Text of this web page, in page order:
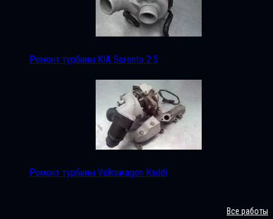
Ремонт турбины KIA Sorento 2.5
Ремонт турбины Volkswagen Kaddi
Все работы